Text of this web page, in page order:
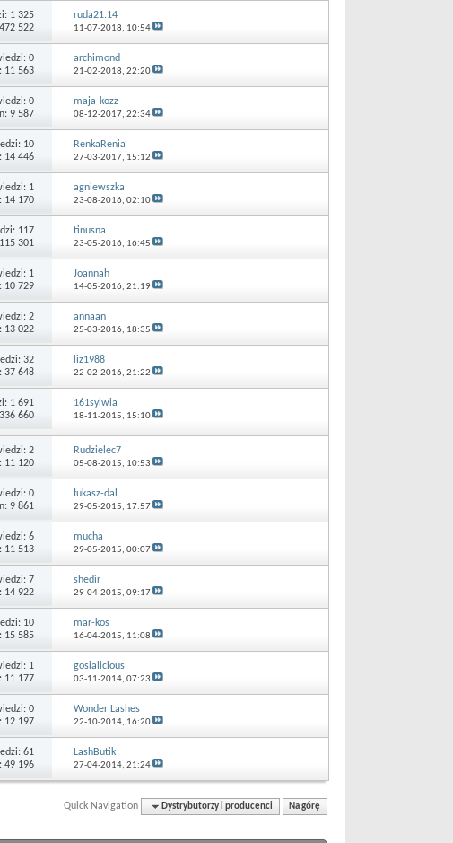
1 325
522
ruda21.14
11-07-2018, 10:54
0
11 563
archimond
21-02-2018, 22:20
0
9 587
maja-kozz
08-12-2017, 22:34
10
14 446
RenkaRenia
27-03-2017, 15:12
1
14 170
agniewszka
23-08-2016, 02:10
117
301
tinusna
23-05-2016, 16:45
1
10 729
Joannah
14-05-2016, 21:19
2
13 022
annaan
25-03-2016, 18:35
32
37 648
liz1988
22-02-2016, 21:22
1 691
660
161sylwia
18-11-2015, 15:10
2
11 120
Rudzielec7
05-08-2015, 10:53
0
9 861
łukasz-dal
29-05-2015, 17:57
6
11 513
mucha
29-05-2015, 00:07
7
14 922
shedir
29-04-2015, 09:17
10
15 585
mar-kos
16-04-2015, 11:08
1
11 177
gosialicious
03-11-2014, 07:23
0
12 197
Wonder Lashes
22-10-2014, 16:20
61
49 196
LashButik
27-04-2014, 21:24
Quick Navigation Dystrybutorzy i producenci Na górę